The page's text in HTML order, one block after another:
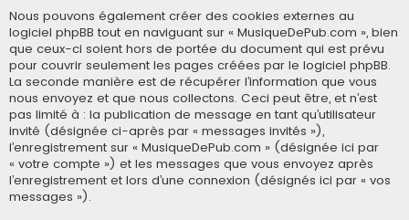
Nous pouvons également créer des cookies externes au
logiciel phpBB tout en naviguant sur « MusiqueDePub.com », bien
que ceux-ci soient hors de portée du document qui est prévu
pour couvrir seulement les pages créées par le logiciel phpBB.
La seconde manière est de récupérer l’information que vous
nous envoyez et que nous collectons. Ceci peut être, et n’est
pas limité à : la publication de message en tant qu’utilisateur
invité (désignée ci-après par « messages invités »),
l’enregistrement sur « MusiqueDePub.com » (désignée ici par
« votre compte ») et les messages que vous envoyez après
l’enregistrement et lors d’une connexion (désignés ici par « vos
messages »).